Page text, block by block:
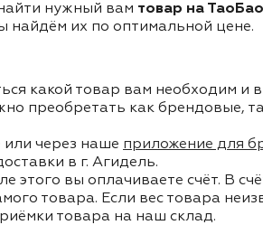
нужный вам товар на ТаоБао
найдём их по оптимальной цене.
какой товар вам необходим и
преобретать как брендовые,
или через наше приложение для
в г. Агидель.
этого вы оплачиваете счёт. В
товара. Если вес товара
товара на наш склад.